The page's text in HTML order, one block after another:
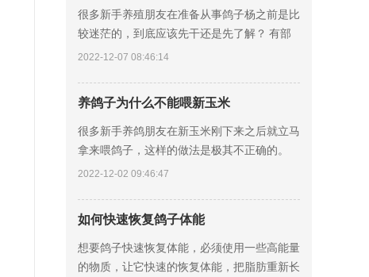
很多新手养殖朋友在准备从事鸽子杨之前是比
较迷茫的，到底应该先干还是先了解？ 有部
分人的在网上简单了解一下，就开始着手准备
2022-12-07 08:46:14
养鸽子为什么不能喂新玉米
很多新手养鸽朋友在新玉米刚下来之后就立马
拿来喂鸽子，这样的做法是极其不正确的。
第一、新玉米的水分含量太高，会破坏营养平
2022-12-02 09:46:47
如何快速恢复鸽子体能
想要鸽子快速恢复体能，必须使用一些高能量
的物质，让它快速的恢复体能，把脂肪重新长